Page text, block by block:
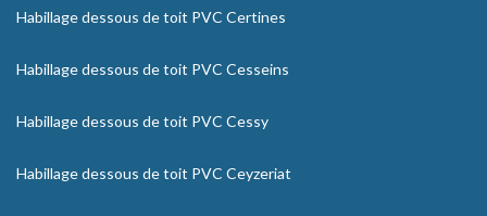
Habillage dessous de toit PVC Certines
Habillage dessous de toit PVC Cesseins
Habillage dessous de toit PVC Cessy
Habillage dessous de toit PVC Ceyzeriat